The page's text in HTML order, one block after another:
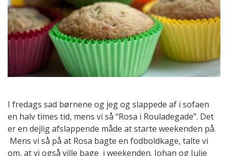
I fredags sad børnene og jeg og slappede af i sofaen
en halv times tid, mens vi så “Rosa i Rouladegade”. Det
er en dejlig afslappende måde at starte weekenden på.
Mens vi så på at Rosa bagte en fodboldkage, talte vi
om, at vi også ville bage i weekenden. Johan og Julie